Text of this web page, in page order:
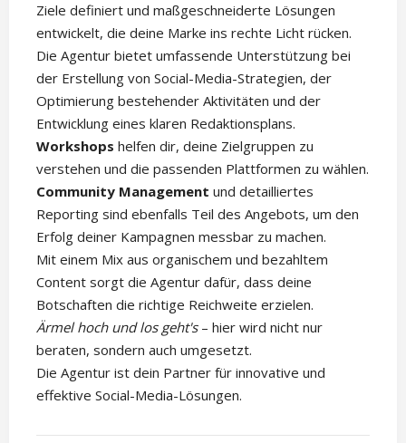
Ziele definiert und maßgeschneiderte Lösungen
entwickelt, die deine Marke ins rechte Licht rücken.
Die Agentur bietet umfassende Unterstützung bei
der Erstellung von Social-Media-Strategien, der
Optimierung bestehender Aktivitäten und der
Entwicklung eines klaren Redaktionsplans.
Workshops helfen dir, deine Zielgruppen zu
verstehen und die passenden Plattformen zu wählen.
Community Management und detailliertes
Reporting sind ebenfalls Teil des Angebots, um den
Erfolg deiner Kampagnen messbar zu machen.
Mit einem Mix aus organischem und bezahltem
Content sorgt die Agentur dafür, dass deine
Botschaften die richtige Reichweite erzielen.
Ärmel hoch und los geht's– hier wird nicht nur
beraten, sondern auch umgesetzt.
Die Agentur ist dein Partner für innovative und
effektive Social-Media-Lösungen.